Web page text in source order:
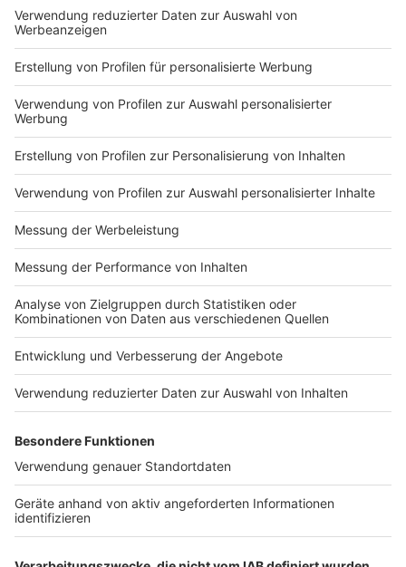
Du hast dir noch keine Artikel gemerkt
Markiere sie hierfür mit einem
Impressum
Nutzungsbedingungen
Jobs
Presse
Werben
Archiv
ANTENNE BAYERN GROUP
Stiftung ANTENNE BAYERN
hilft
Kontakt
Studio-Hotline
Verkehrs-Hotline
Newsletter